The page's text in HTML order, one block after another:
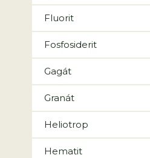
Fluorit
Fosfosiderit
Gagát
Granát
Heliotrop
Hematit